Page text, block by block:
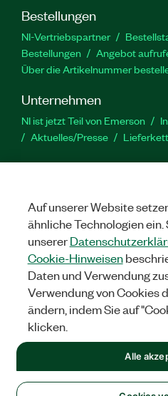
Bestellungen
NI-Vertriebspartner
Bestellungen
Angebot
Über die Artikelnummer
Unternehmen
NI ist jetzt Teil von Emerson
Aktuelles/Presse
Support
Produktaktivierung
zur Website
© NATIONAL INSTRUMENTS CORP.
Auf unserer Website
ähnliche Technologien ein.
unserer
Cookie-Hinweisen
Daten und Verwendung
Verwendung von Cookies
ändern, indem Sie auf
klicken.
Alle